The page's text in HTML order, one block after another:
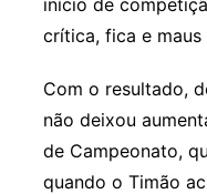
crítica, fica e maus
Com o resultado,
não deixou
de Campeonato,
quando o Timão